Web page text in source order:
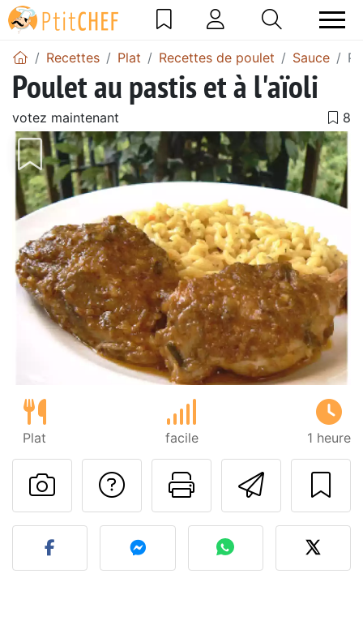
Recettes Plat Recettes de poulet Sauce
Poulet au pastis et à l'aïoli
votez maintenant
Plat facile 1 heure
Imprimer
Poser une
Publier votre photo de